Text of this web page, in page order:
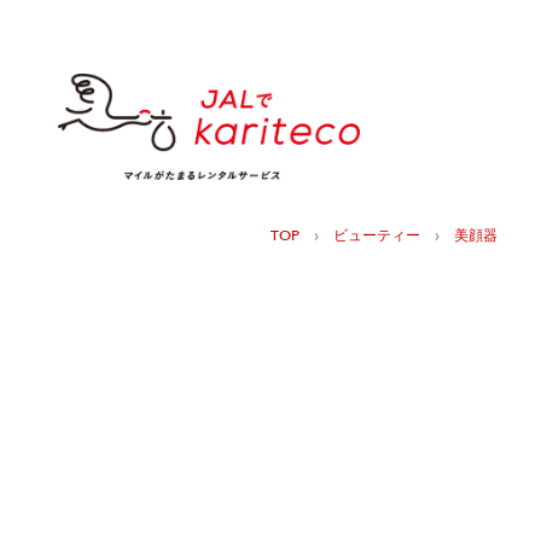
TOP › ビューティー › 美顔器